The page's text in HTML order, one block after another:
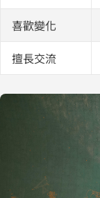
喜歡變化
擅長交流